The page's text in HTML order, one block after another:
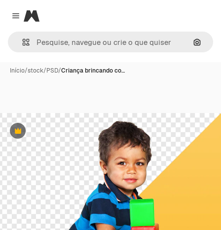
Close menu
Magnific
Início/stock/PSD/Criança brincando co…
Premium